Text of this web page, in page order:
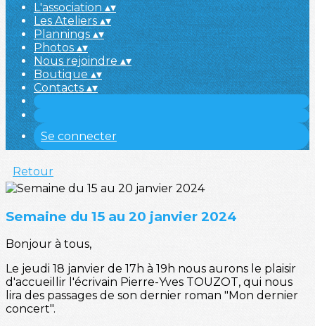
L'association▴▾
Les Ateliers▴▾
Plannings▴▾
Photos▴▾
Nous rejoindre▴▾
Boutique▴▾
Contacts▴▾
Se connecter
Retour
Semaine du 15 au 20 janvier 2024
Bonjour à tous,
Le jeudi 18 janvier de 17h à 19h nous aurons le plaisir
d'accueillir l'écrivain Pierre-Yves TOUZOT, qui nous
lira des passages de son dernier roman "Mon dernier
concert".